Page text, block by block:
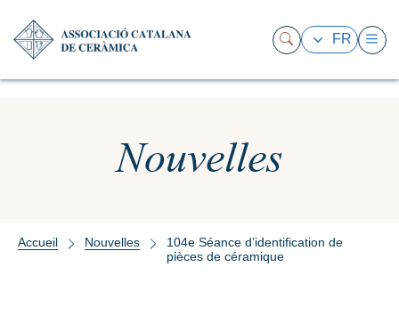
FR
Nouvelles
Accueil Nouvelles
104e Séance d’identification de
pièces de céramique